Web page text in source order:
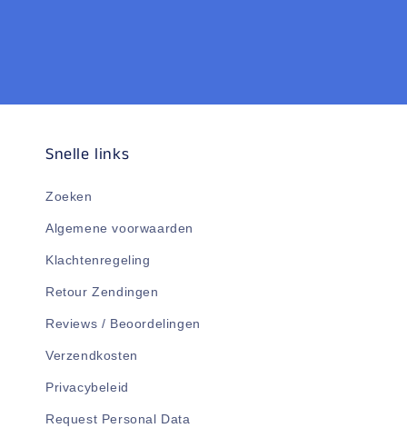
Snelle links
Zoeken
Algemene voorwaarden
Klachtenregeling
Retour Zendingen
Reviews / Beoordelingen
Verzendkosten
Privacybeleid
Request Personal Data